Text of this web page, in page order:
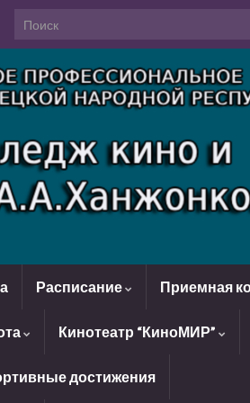
Search for:
Расписание Приемная
Кинотеатр “КиноМИР”
достижения